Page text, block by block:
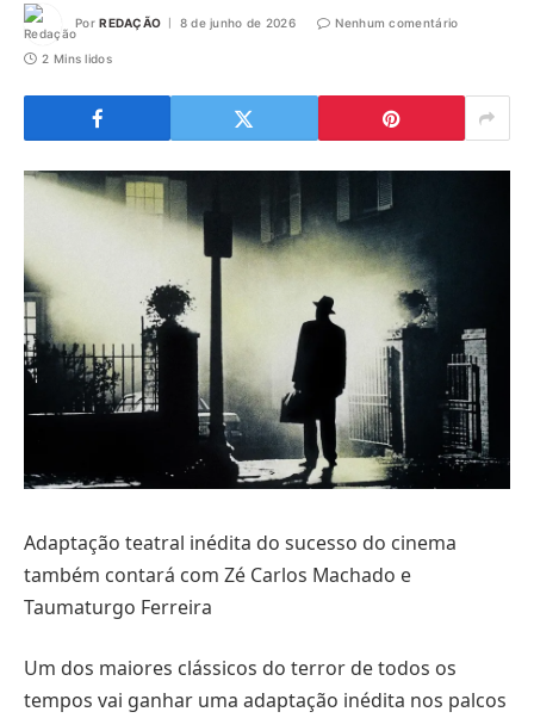
Por REDAÇÃO 8 de junho de 2026 Nenhum comentário
2 Mins lidos
Adaptação teatral inédita do sucesso do cinema
também contará com Zé Carlos Machado e
Taumaturgo Ferreira
Um dos maiores clássicos do terror de todos os
tempos vai ganhar uma adaptação inédita nos palcos